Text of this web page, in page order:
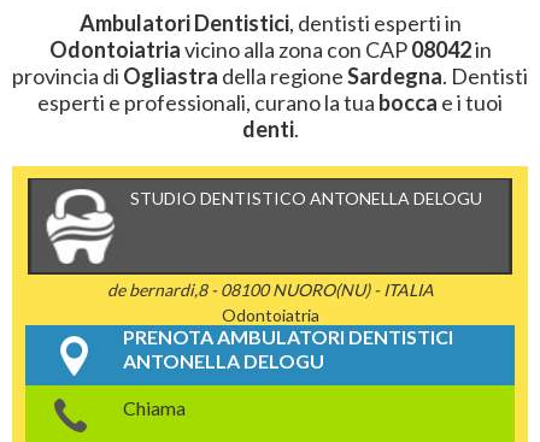
Ambulatori Dentistici, dentisti esperti in
Odontoiatriavicino alla zona con CAP08042in
provincia di Ogliastra della regioneSardegna. Dentisti
esperti e professionali, curano la tua bocca e i tuoi
denti.
STUDIO DENTISTICO ANTONELLA DELOGU
de bernardi,8 - 08100 NUORO(NU) - ITALIA
Odontoiatria
PRENOTA AMBULATORI DENTISTICI
ANTONELLA DELOGU
Chiama